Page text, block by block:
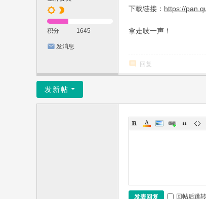
积分 1645
发消息
下载链接： https://
拿走吱一声！
回复
发新帖
发表回复 回帖后跳